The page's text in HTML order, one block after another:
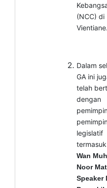
(NCC) di
Vientiane.
Dalam
GA ini
telah
dengan
legislatif
termasuk
Wan
Noor
Speaker